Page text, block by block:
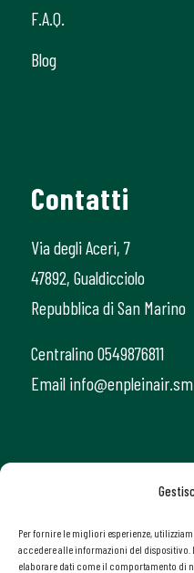
Per fornire le migliori esperienze,
accedere alle informazioni del dispositivo.
elaborare dati come il comportamento di
F.A.Q.
Blog
Contatti
Via degli Aceri, 7
47892, Gualdicciolo
Repubblica di San Marino
Centralino 0549876811
Email info@enpleinair.sm